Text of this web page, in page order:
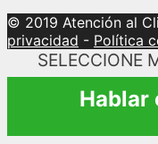
© 2019 Atención al
privacidad - Política
SELECCIONE
Hablar